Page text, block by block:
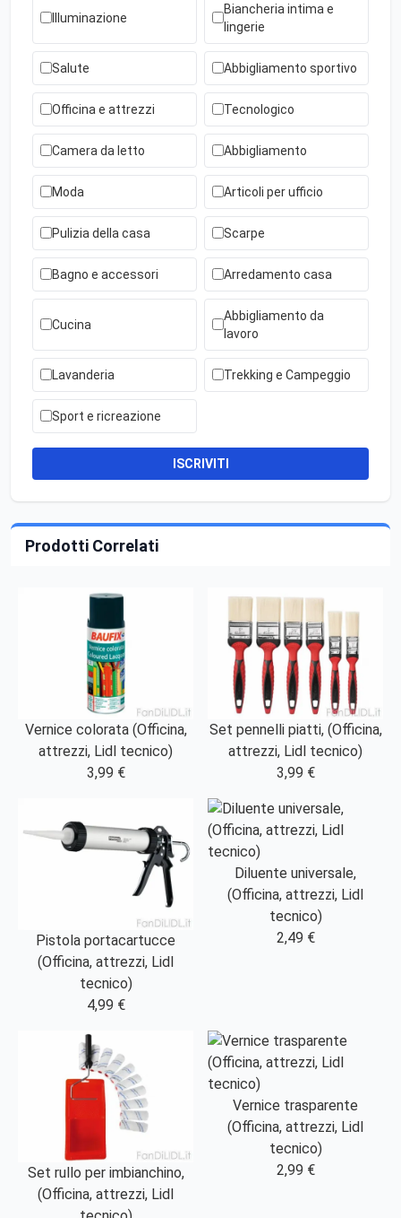
Illuminazione
Biancheria intima e
lingerie
Salute Abbigliamento sportivo
Officina e attrezzi Tecnologico
Camera da letto Abbigliamento
Moda Articoli per ufficio
Pulizia della casa Scarpe
Bagno e accessori Arredamento casa
Cucina
Abbigliamento da
lavoro
Lavanderia Trekking e Campeggio
Sport e ricreazione
ISCRIVITI
Prodotti Correlati
Vernice colorata (Officina,
attrezzi, Lidl tecnico)
3,99 €
Set pennelli piatti, (Officina,
attrezzi, Lidl tecnico)
3,99 €
Pistola portacartucce
(Officina, attrezzi, Lidl
tecnico)
4,99 €
Diluente universale,
(Officina, attrezzi, Lidl
tecnico)
2,49 €
Set rullo per imbianchino,
(Officina, attrezzi, Lidl
Vernice trasparente
(Officina, attrezzi, Lidl
tecnico)
2,99 €